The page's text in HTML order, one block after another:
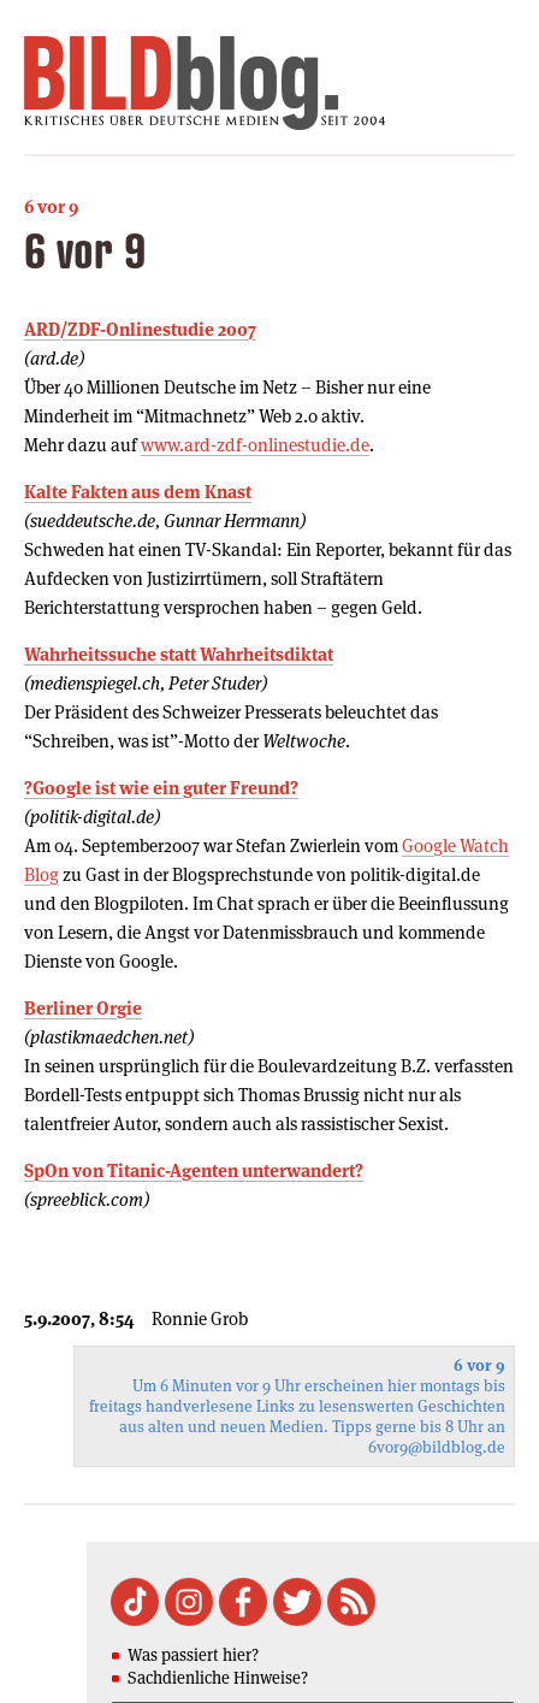
6 vor 9
6 vor 9
ARD/ZDF-Onlinestudie 2007
(ard.de)
Über 40 Millionen Deutsche im Netz – Bisher nur eine
Minderheit im “Mitmachnetz” Web 2.0 aktiv.
Mehr dazu aufwww.ard-zdf-onlinestudie.de.
Kalte Fakten aus dem Knast
(sueddeutsche.de, Gunnar Herrmann)
Schweden hat einen TV-Skandal: Ein Reporter, bekannt für das
Aufdecken von Justizirrtümern, soll Straftätern
Berichterstattung versprochen haben – gegen Geld.
Wahrheitssuche statt Wahrheitsdiktat
(medienspiegel.ch, Peter Studer)
Der Präsident des Schweizer Presserats beleuchtet das
“Schreiben, was ist”-Motto derWeltwoche.
?Google ist wie ein guter Freund?
(politik-digital.de)
Am 04. September2007 war Stefan Zwierlein vomGoogle Watch
Blog zu Gast in der Blogsprechstunde von politik-digital.de
und den Blogpiloten. Im Chat sprach er über die Beeinflussung
von Lesern, die Angst vor Datenmissbrauch und kommende
Dienste von Google.
Berliner Orgie
(plastikmaedchen.net)
In seinen ursprünglich für die Boulevardzeitung B.Z. verfassten
Bordell-Tests entpuppt sich Thomas Brussig nicht nur als
talentfreier Autor, sondern auch als rassistischer Sexist.
SpOn von Titanic-Agenten unterwandert?
(spreeblick.com)
5.9.2007, 8:54 Ronnie Grob
6 vor 9
Um 6 Minuten vor 9 Uhr erscheinen hier montags bis
freitags handverlesene Links zu lesenswerten Geschichten
aus alten und neuen Medien. Tipps gerne bis 8 Uhr an
6vor9@bildblog.de
Was passiert hier?
Sachdienliche Hinweise?